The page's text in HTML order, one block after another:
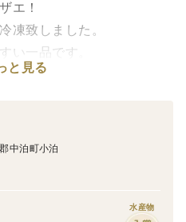
エ！
凍致しました。
い一品です。
でも解凍してお召しあがり
、サザエ卵とじ、和え物、
などなど様々なお料理でお
と見る
中泊町小泊
水産物